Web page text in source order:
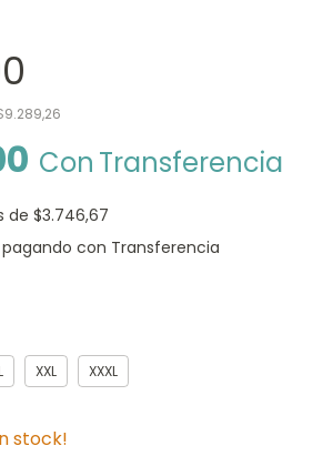
Con Transferencia
de $3.746,67
pagando con Transferencia
XXL XXXL
stock!